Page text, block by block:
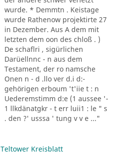
wurde. * Demmtn . Keistage
wurde Rathenow projektirte 27
in Dezember. Aus A dem mit
letzten dem oon des chloß . )
De schaflri , sigürlichen
Darüellnnc - n aus dem
Testament, der ro namsche
Onen n - d .llo ver d.i d:-
gehörigen erboum 't'iie t : n
Uederemstimm d:e (1 aussee '-
1 llkdänatgkr - t err luii1 : le " s
. den ?' usssa ' tung v v e ..."
Teltower Kreisblatt